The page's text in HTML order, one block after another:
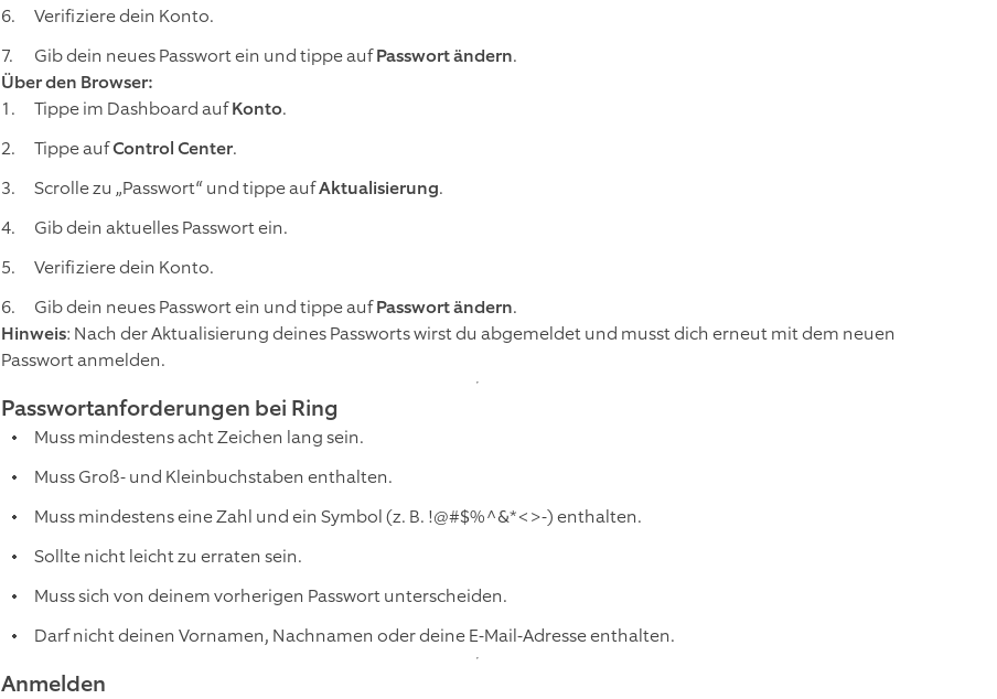
Verifiziere dein Konto.
Gib dein neues Passwort ein und tippe aufPasswort ändern.
Über den Browser:
Tippe im Dashboard aufKonto.
Tippe aufControl Center.
Scrolle zu „Passwort“ und tippe aufAktualisierung.
Gib dein aktuelles Passwort ein.
Verifiziere dein Konto.
Gib dein neues Passwort ein und tippe aufPasswort ändern.
Hinweis: Nach der Aktualisierung deines Passworts wirst du abgemeldet und musst dich erneut mit dem neuen
Passwort anmelden.
Passwortanforderungen bei Ring
Muss mindestens acht Zeichen lang sein.
Muss Groß- und Kleinbuchstaben enthalten.
Muss mindestens eine Zahl und ein Symbol (z. B. !@#$%^&*<>-) enthalten.
Sollte nicht leicht zu erraten sein.
Muss sich von deinem vorherigen Passwort unterscheiden.
Darf nicht deinen Vornamen, Nachnamen oder deine E-Mail-Adresse enthalten.
Anmelden